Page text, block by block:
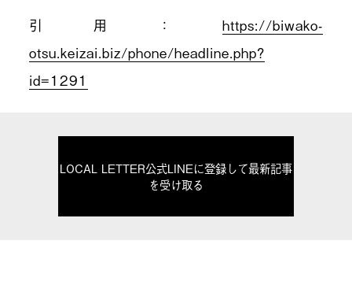
引用： https://biwako-
otsu.keizai.biz/phone/headline.php?
id=1291
LOCAL LETTER公式LINEに登録して最新記事
を受け取る